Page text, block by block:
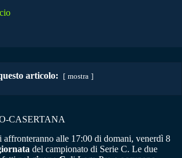
articolo: mostra
CASERTANA
affronteranno alle 17:00 di domani, venerdì 8
del campionato di Serie C. Le due